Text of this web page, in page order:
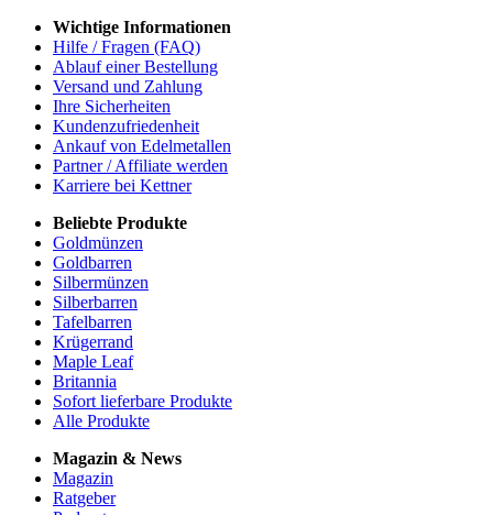
Wichtige Informationen
Hilfe / Fragen (FAQ)
Ablauf einer Bestellung
Versand und Zahlung
Ihre Sicherheiten
Kundenzufriedenheit
Ankauf von Edelmetallen
Partner / Affiliate werden
Karriere bei Kettner
Beliebte Produkte
Goldmünzen
Goldbarren
Silbermünzen
Silberbarren
Tafelbarren
Krügerrand
Maple Leaf
Britannia
Sofort lieferbare Produkte
Alle Produkte
Magazin & News
Magazin
Ratgeber